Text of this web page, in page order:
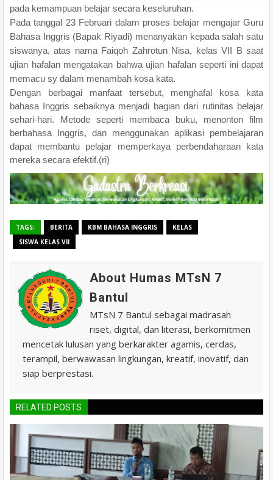
pada kemampuan belajar secara keseluruhan.
Pada tanggal 23 Februari dalam proses belajar mengajar Guru
Bahasa Inggris (Bapak Riyadi) menanyakan kepada salah satu
siswanya, atas nama Faiqoh Zahrotun Nisa, kelas VII B saat
ujian hafalan mengatakan bahwa ujian hafalan seperti ini dapat
memacu sy dalam menambah kosa kata.
Dengan berbagai manfaat tersebut, menghafal kosa kata
bahasa Inggris sebaiknya menjadi bagian dari rutinitas belajar
sehari-hari. Metode seperti membaca buku, menonton film
berbahasa Inggris, dan menggunakan aplikasi pembelajaran
dapat membantu pelajar memperkaya perbendaharaan kata
mereka secara efektif.(ri)
TAGS: BERITA KBM BAHASA INGGRIS
KELAS
SISWA KELAS VII
About Humas MTsN 7
Bantul
MTsN 7 Bantul sebagai madrasah
riset, digital, dan literasi, berkomitmen
mencetak lulusan yang berkarakter agamis, cerdas,
terampil, berwawasan lingkungan, kreatif, inovatif, dan
siap berprestasi.
RELATED POSTS